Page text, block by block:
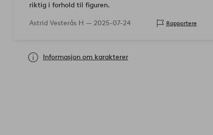
riktig i forhold til figuren.
Astrid Vesterås H — 2025-07-24 Rapportere
Informasjon om karakterer